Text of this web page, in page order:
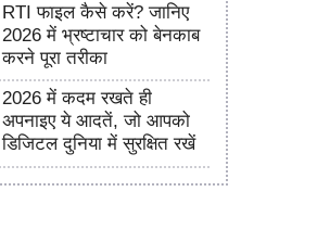
RTI फाइल कैसे करें? जानिए
2026 में भ्रष्टाचार को बेनकाब
करने पूरा तरीका
2026 में कदम रखते ही
अपनाइए ये आदतें, जो आपको
डिजिटल दुनिया में सुरक्षित रखें